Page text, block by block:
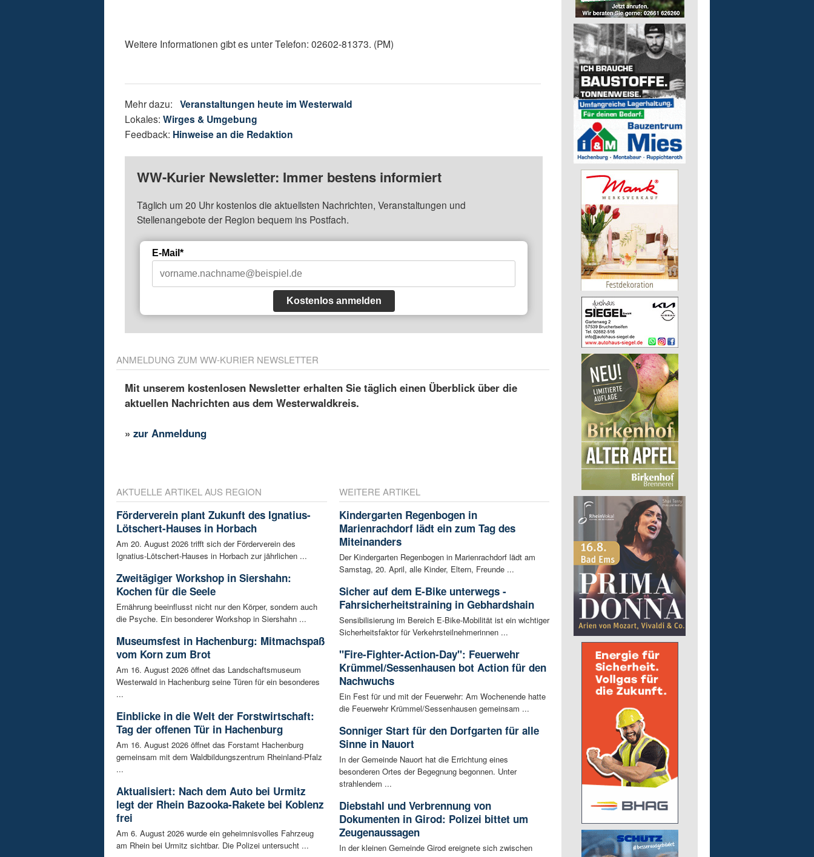
Weitere Informationen gibt es unter Telefon: 02602-81373. (PM)
Mehr dazu:Veranstaltungen heute im Westerwald
Lokales:Wirges & Umgebung
Feedback: Hinweise an die Redaktion
WW-Kurier Newsletter: Immer bestens informiert
Täglich um 20 Uhr kostenlos die aktuellsten Nachrichten, Veranstaltungen und
Stellenangebote der Region bequem ins Postfach.
E-Mail*
Kostenlos anmelden
ANMELDUNG ZUM WW-KURIER NEWSLETTER
Mit unserem kostenlosen Newsletter erhalten Sie täglich einen Überblick über die
aktuellen Nachrichten aus dem Westerwaldkreis.
»zur Anmeldung
AKTUELLE ARTIKEL AUS REGION
Förderverein plant Zukunft des Ignatius-
Lötschert-Hauses in Horbach
Am 20. August 2026 trifft sich der Förderverein des
Ignatius-Lötschert-Hauses in Horbach zur jährlichen ...
Zweitägiger Workshop in Siershahn:
Kochen für die Seele
Ernährung beeinflusst nicht nur den Körper, sondern auch
die Psyche. Ein besonderer Workshop in Siershahn ...
Museumsfest in Hachenburg: Mitmachspaß
vom Korn zum Brot
Am 16. August 2026 öffnet das Landschaftsmuseum
Westerwald in Hachenburg seine Türen für ein besonderes
...
Einblicke in die Welt der Forstwirtschaft:
Tag der offenen Tür in Hachenburg
Am 16. August 2026 öffnet das Forstamt Hachenburg
gemeinsam mit dem Waldbildungszentrum Rheinland-Pfalz
...
Aktualisiert: Nach dem Auto bei Urmitz
legt der Rhein Bazooka-Rakete bei Koblenz
frei
Am 6. August 2026 wurde ein geheimnisvolles Fahrzeug
am Rhein bei Urmitz sichtbar. Die Polizei untersucht ...
WEITERE ARTIKEL
Kindergarten Regenbogen in
Marienrachdorf lädt ein zum Tag des
Miteinanders
Der Kindergarten Regenbogen in Marienrachdorf lädt am
Samstag, 20. April, alle Kinder, Eltern, Freunde ...
Sicher auf dem E-Bike unterwegs -
Fahrsicherheitstraining in Gebhardshain
Sensibilisierung im Bereich E-Bike-Mobilität ist ein wichtiger
Sicherheitsfaktor für Verkehrsteilnehmerinnen ...
"Fire-Fighter-Action-Day": Feuerwehr
Krümmel/Sessenhausen bot Action für den
Nachwuchs
Ein Fest für und mit der Feuerwehr: Am Wochenende hatte
die Feuerwehr Krümmel/Sessenhausen gemeinsam ...
Sonniger Start für den Dorfgarten für alle
Sinne in Nauort
In der Gemeinde Nauort hat die Errichtung eines
besonderen Ortes der Begegnung begonnen. Unter
strahlendem ...
Diebstahl und Verbrennung von
Dokumenten in Girod: Polizei bittet um
Zeugenaussagen
In der kleinen Gemeinde Girod ereignete sich zwischen